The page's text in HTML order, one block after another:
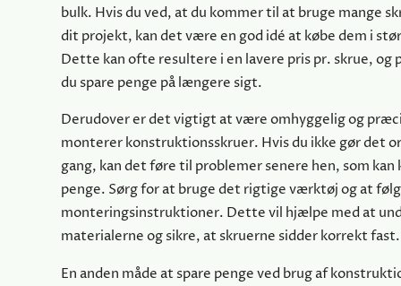
bulk. Hvis du ved, at du kommer til at bruge mange
dit projekt, kan det være en god idé at købe dem i
Dette kan ofte resultere i en lavere pris pr. skrue, og
du spare penge på længere sigt.
Derudover er det vigtigt at være omhyggelig og
monterer konstruktionsskruer. Hvis du ikke gør det
gang, kan det føre til problemer senere hen, som kan
penge. Sørg for at bruge det rigtige værktøj og at
monteringsinstruktioner. Dette vil hjælpe med at
materialerne og sikre, at skruerne sidder korrekt fast.
En anden måde at spare penge ved brug af